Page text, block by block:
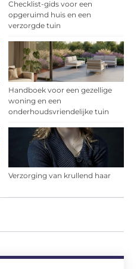
Checklist-gids voor een
opgeruimd huis en een
verzorgde tuin
Handboek voor een gezellige
woning en een
onderhoudsvriendelijke tuin
Verzorging van krullend haar